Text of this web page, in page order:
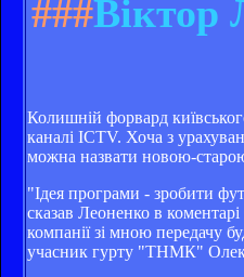
###Віктор
Колишній форвард
каналі ICTV. Хоча з
можна назвати новою-
"Ідея програми - зробити
сказав Леоненко в
компанії зі мною передачу
учасник гурту "ТНМК"